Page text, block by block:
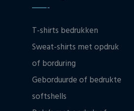
T-shirts bedrukken
Sweat-shirts met opdruk
of borduring
Geborduurde of bedrukte
softshells